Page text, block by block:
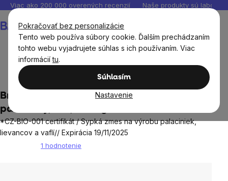
Pokračovať bez personalizácie
Tento web používa súbory cookie. Ďalším prechádzaním
tohto webu vyjadrujete súhlas s ich používaním. Viac
informáciítu.
Súhlasím
Nastavenie
Prejsť
obsah
Viac ako 200 000 overených recenzií Naše produkty sú
košík
BrainPure Múky, zmesi, pudingy
BrainMax Pure® Crepes Mix, Zmes na
palacinky, BIO, 1000 g
*CZ-BIO-001 certifikát / Sypká zmes na výrobu palaciniek,
lievancov a vaflí// Expirácia 19/11/2025
1 hodnotenie